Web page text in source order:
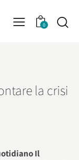
0
la crisi
Il